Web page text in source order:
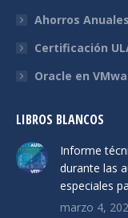
Ahorros
Certificación
Oracle en
LIBROS BLANCOS
Informe
durante las
especiales
marzo 4,